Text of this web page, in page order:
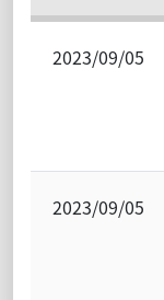
2023/09/05
2023/09/05